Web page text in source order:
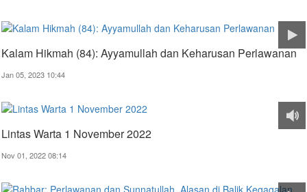
Kalam Hikmah (84): Ayyamullah dan Keharusan Perlawanan
Jan 05, 2023 10:44
Lintas Warta 1 November 2022
Nov 01, 2022 08:14